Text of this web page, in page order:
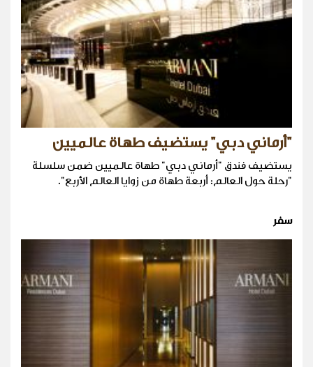
"أرماني دبي" يستضيف طهاة عالميين
يستضيف فندق "أرماني دبي" طهاة عالميين ضمن سلسلة
"رحلة حول العالم: أربعة طهاة من زوايا العالم الأربع".
سفر